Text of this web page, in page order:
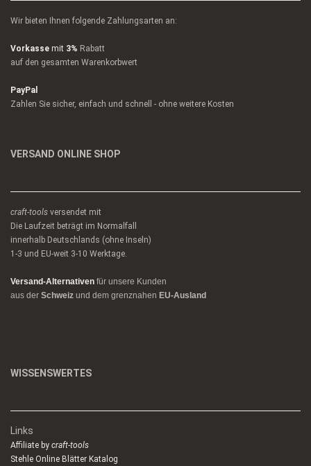
Wir bieten Ihnen folgende Zahlungsarten an:
Vorkasse mit 3% Rabatt
auf den gesamten Warenkorbwert
PayPal
Zahlen Sie sicher, einfach und schnell - ohne weitere Kosten
VERSAND ONLINE SHOP
craft-tools versendet mit
Die Laufzeit beträgt im Normalfall
innerhalb Deutschlands (ohne Inseln)
1-3 und EU-weit 3-10 Werktage.
Versand-Alternativen für unsere Kunden
aus der Schweiz und dem grenznahen EU-Ausland
WISSENSWERTES
Links
Affiliate by craft-tools
Stehle Online Blätter Katalog